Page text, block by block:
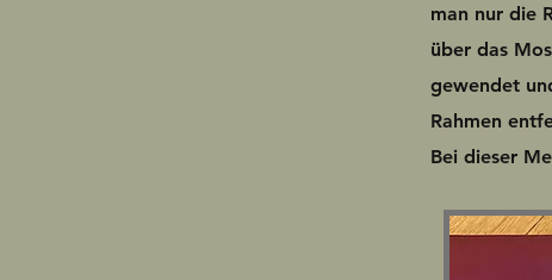
man nur die
über das
gewendet
Rahmen
Bei dieser